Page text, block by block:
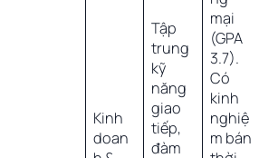
Kinh
doan
Tập
trung
kỹ
năng
giao
tiếp,
đàm
mại
(GPA
3.7).
Có
kinh
nghiệ
m bán